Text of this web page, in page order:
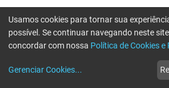
Usamos cookies para tornar sua
possível. Se continuar navegando neste
concordar com nossa Política de Cookies
Gerenciar Cookies...
Erro ao enviar informações, por favor